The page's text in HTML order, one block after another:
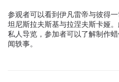
参观者可以看到伊凡雷帝与彼得
坦尼斯拉夫斯基与拉涅夫斯卡娅
私人导览，参加者可以了解制作
闻轶事。